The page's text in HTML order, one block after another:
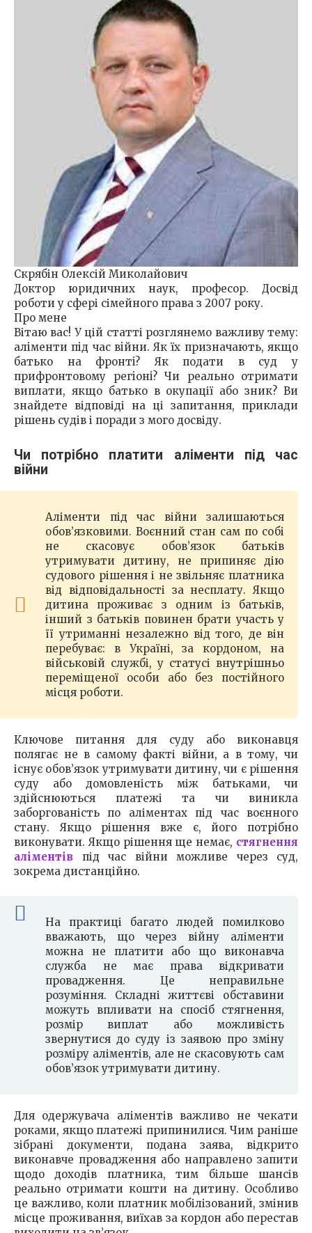
Скрябін Олексій Миколайович
Доктор юридичних наук, професор. Досвід
роботи у сфері сімейного права з 2007 року.
Про мене
Вітаю вас! У цій статті розглянемо важливу тему:
алiменти пiд час вiйни. Як їх призначають, якщо
батько на фронтi? Як подати в суд у
прифронтовому регiонi? Чи реально отримати
виплати, якщо батько в окупації або зник? Ви
знайдете відповіді на ці запитання, приклади
рішень судів і поради з мого досвіду.
Чи потрібно платити аліменти під час
війни
Аліменти під час війни залишаються
обов’язковими. Воєнний стан сам по собі
не скасовує обов’язок батьків
утримувати дитину, не припиняє дію
судового рішення і не звільняє платника
від відповідальності за несплату. Якщо
дитина проживає з одним із батьків,
інший з батьків повинен брати участь у
її утриманні незалежно від того, де він
перебуває: в Україні, за кордоном, на
військовій службі, у статусі внутрішньо
переміщеної особи або без постійного
місця роботи.
Ключове питання для суду або виконавця
полягає не в самому факті війни, а в тому, чи
існує обов’язок утримувати дитину, чи є рішення
суду або домовленість між батьками, чи
здійснюються платежі та чи виникла
заборгованість по аліментах під час воєнного
стану. Якщо рішення вже є, його потрібно
виконувати. Якщо рішення ще немає, стягнення
аліментів під час війни можливе через суд,
зокрема дистанційно.
На практиці багато людей помилково
вважають, що через війну аліменти
можна не платити або що виконавча
служба не має права відкривати
провадження. Це неправильне
розуміння. Складні життєві обставини
можуть впливати на спосіб стягнення,
розмір виплат або можливість
звернутися до суду із заявою про зміну
розміру аліментів, але не скасовують сам
обов’язок утримувати дитину.
Для одержувача аліментів важливо не чекати
роками, якщо платежі припинилися. Чим раніше
зібрані документи, подана заява, відкрито
виконавче провадження або направлено запити
щодо доходів платника, тим більше шансів
реально отримати кошти на дитину. Особливо
це важливо, коли платник мобілізований, змінив
місце проживання, виїхав за кордон або перестав